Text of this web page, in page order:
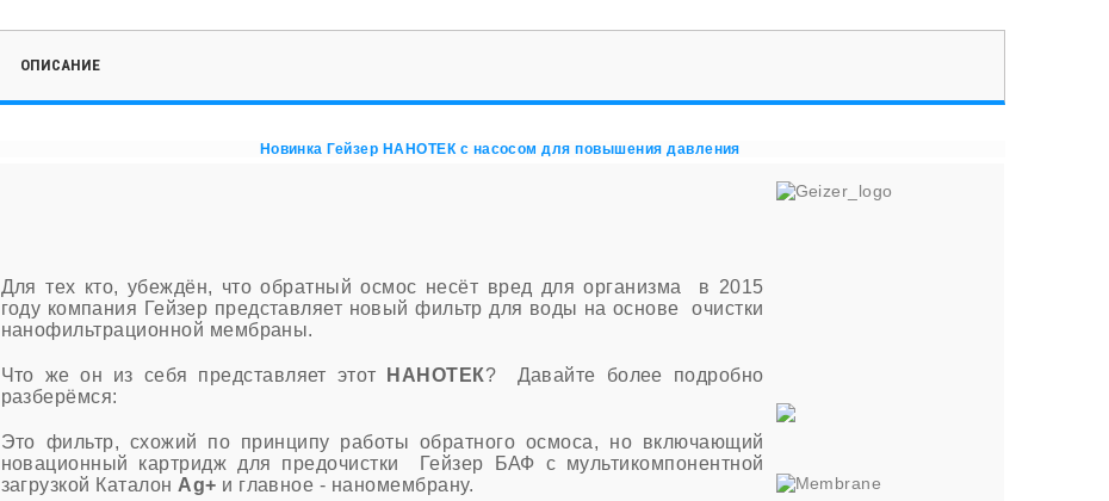
ОПИСАНИЕ
Новинка Гейзер НАНОТЕК с насосом для повышения давления
Для тех кто, убеждён, что обратный осмос несёт вред для организма в 2015
году компания Гейзер представляет новый фильтр для воды на основе очистки
нанофильтрационной мембраны.
Что же он из себя представляет этот НАНОТЕК? Давайте более подробно
разберёмся:
Это фильтр, схожий по принципу работы обратного осмоса, но включающий
новационный картридж для предочистки Гейзер БАФ с мультикомпонентной
загрузкой Каталон Ag+ и главное - наномембрану.